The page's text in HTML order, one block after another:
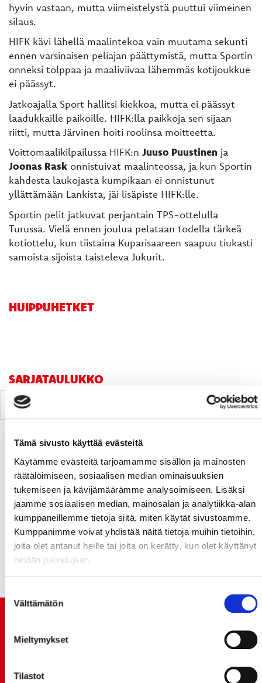
Tämä sivusto käyttää evästeitä
Käytämme evästeitä tarjoamamme sisällön ja mainosten
räätälöimiseen, sosiaalisen median ominaisuuksien
tukemiseen ja kävijämäärämme analysoimiseen. Lisäksi
jaamme sosiaalisen median, mainosalan ja analytiikka-alan
kumppaneillemme tietoja siitä, miten käytät sivustoamme.
Kumppanimme voivat yhdistää näitä tietoja muihin tietoihin,
joita olet antanut heille tai joita on kerätty, kun olet käyttänyt
heidän palvelujaan.
valinta
Välttämätön
Mieltymykset
Tilastot
hyvin vastaan, mutta viimeistelystä puuttui viimeinen
silaus.
HIFK kävi lähellä maalintekoa vain muutama sekunti
ennen varsinaisen peliajan päättymistä, mutta Sportin
onneksi tolppaa ja maaliviivaa lähemmäs kotijoukkue
ei päässyt.
Jatkoajalla Sport hallitsi kiekkoa, mutta ei päässyt
laadukkaille paikoille. HIFK:lla paikkoja sen sijaan
riitti, mutta Järvinen hoiti roolinsa moitteetta.
Voittomaalikilpailussa HIFK:n Juuso Puustinen ja
Joonas Rask onnistuivat maalinteossa, ja kun Sportin
kahdesta laukojasta kumpikaan ei onnistunut
yllättämään Lankista, jäi lisäpiste HIFK:lle.
Sportin pelit jatkuvat perjantain TPS-ottelulla
Turussa. Vielä ennen joulua pelataan todella tärkeä
kotiottelu, kun tiistaina Kuparisaareen saapuu tiukasti
samoista sijoista taisteleva Jukurit.
HUIPPUHETKET
SARJATAULUKKO
# P P/O
SEURAAVA KOTIOTTELU
Sport–Jukurit tiistaina 20. joulukuuta kello 18:30.
Osta liput tästä!
JOKERIT-OTTELUN LIPUT MYYNTIIN HUOMENNA TI
21.7. 12:00 - ENNAKKOKYSYNTÄ POIKKEUKSELLISTA